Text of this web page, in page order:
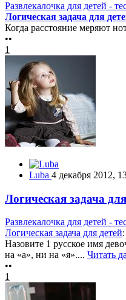
Развлекалочка для детей -
Логическая задача для
Когда расстояние меряют
••
1
Luba 4 декабря 2012,
Логическая задача
Развлекалочка для детей -
Логическая задача для детей:
Назовите 1 русское имя
на «а», ни на «я».... Читать
••
1